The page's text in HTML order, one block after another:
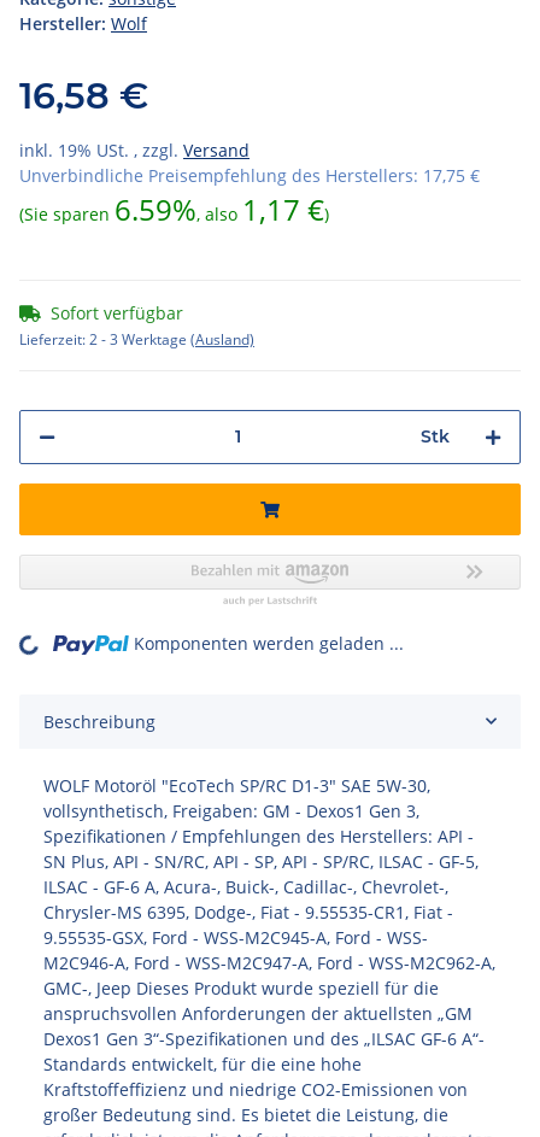
Hersteller: Wolf
16,58 €
inkl. 19% USt. , zzgl. Versand
Unverbindliche Preisempfehlung des Herstellers: 17,75 €
(Sie sparen 6.59%, also 1,17 €)
Sofort verfügbar
Lieferzeit:2 - 3 Werktage (Ausland)
Stk
Komponenten werden geladen ...
Beschreibung
WOLF Motoröl "EcoTech SP/RC D1-3" SAE 5W-30,
vollsynthetisch, Freigaben: GM - Dexos1 Gen 3,
Spezifikationen / Empfehlungen des Herstellers: API -
SN Plus, API - SN/RC, API - SP, API - SP/RC, ILSAC - GF-5,
ILSAC - GF-6 A, Acura-, Buick-, Cadillac-, Chevrolet-,
Chrysler-MS 6395, Dodge-, Fiat - 9.55535-CR1, Fiat -
9.55535-GSX, Ford - WSS-M2C945-A, Ford - WSS-
M2C946-A, Ford - WSS-M2C947-A, Ford - WSS-M2C962-A,
GMC-, Jeep Dieses Produkt wurde speziell für die
anspruchsvollen Anforderungen der aktuellsten „GM
Dexos1 Gen 3“-Spezifikationen und des „ILSAC GF-6 A“-
Standards entwickelt, für die eine hohe
Kraftstoffeffizienz und niedrige CO2-Emissionen von
großer Bedeutung sind. Es bietet die Leistung, die